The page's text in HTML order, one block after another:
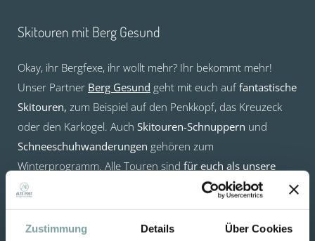
Zustimmung Details Über Cookies
Skitouren mit Berg Gesund
Okay, ihr Bergfexe, ihr wollt mehr? Ihr bekommt mehr!
Unser Partner Berg Gesund geht mit euch auffantastische
Skitouren, zum Beispiel auf den Penkkopf, das Kreuzeck
oder den Karkogel. Auch Skitouren-Schnuppern und
Schneeschuhwanderungen gehören zum
Winterprogramm. Alle Touren sind für euch als unsere
Gäste gratis!
Ihr zahlt lediglich z.B. das Leihmaterial,